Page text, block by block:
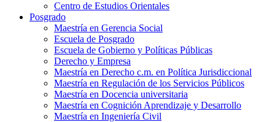
Centro de Estudios Orientales
Posgrado
Maestría en Gerencia Social
Escuela de Posgrado
Escuela de Gobierno y Políticas Públicas
Derecho y Empresa
Maestría en Derecho c.m. en Política Jurisdiccional
Maestría en Regulación de los Servicios Públicos
Maestría en Docencia universitaria
Maestría en Cognición Aprendizaje y Desarrollo
Maestría en Ingeniería Civil